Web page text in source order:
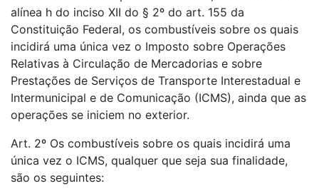
alínea h do inciso XII do § 2º do art. 155 da
Constituição Federal, os combustíveis sobre os quais
incidirá uma única vez o Imposto sobre Operações
Relativas à Circulação de Mercadorias e sobre
Prestações de Serviços de Transporte Interestadual e
Intermunicipal e de Comunicação (ICMS), ainda que as
operações se iniciem no exterior.
Art. 2º Os combustíveis sobre os quais incidirá uma
única vez o ICMS, qualquer que seja sua finalidade,
são os seguintes: